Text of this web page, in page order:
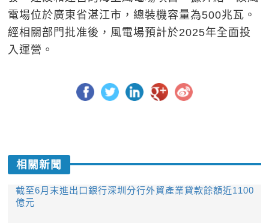
電場位於廣東省湛江市，總裝機容量為500兆瓦。
經相關部門批准後，風電場預計於2025年全面投
入運營。
相關新聞
截至6月末進出口銀行深圳分行外貿產業貸款餘額近1100
億元